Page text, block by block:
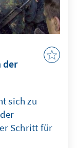
der
sich zu
Schritt für